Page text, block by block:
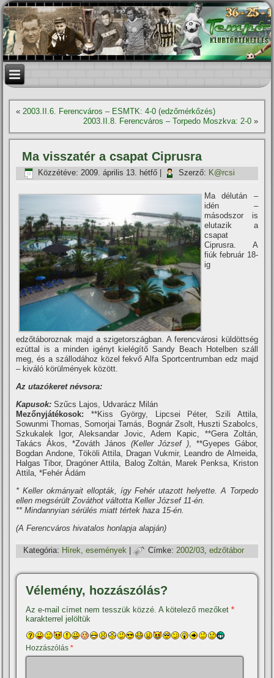
«2003.II.6. Ferencváros – ESMTK: 4-0 (edzőmérkőzés)
2003.II.8. Ferencváros – Torpedo Moszkva: 2-0»
Ma visszatér a csapat Ciprusra
Közzétéve: 2009. április 13. hétfő Szerző: K@rcsi
Ma délután –
idén –
másodszor is
elutazik a
csapat
Ciprusra. A
fiúk február 18-
ig
edzőtáboroznak majd a szigetországban. A ferencvárosi küldöttség
ezúttal is a minden igényt kielégí­tő Sandy Beach Hotelben száll
meg, és a szállodához közel fekvő Alfa Sportcentrumban edz majd
– kiváló körülmények között.
Az utazókeret névsora:
Kapusok:Szűcs Lajos, Udvarácz Milán
Mezőnyjátékosok: **Kiss György, Lipcsei Péter, Szili Attila,
Sowunmi Thomas, Somorjai Tamás, Bognár Zsolt, Huszti Szabolcs,
Szkukalek Igor, Aleksandar Jovic, Adem Kapic, **Gera Zoltán,
Takács Ákos, *Zováth János (Keller József ) , **Gyepes Gábor,
Bogdan Andone, Tököli Attila, Dragan Vukmir, Leandro de Almeida,
Halgas Tibor, Dragóner Attila, Balog Zoltán, Marek Penksa, Kriston
Attila, *Fehér Ádám
* Keller okmányait ellopták, í­gy Fehér utazott helyette. A Torpedo
ellen megsérült Zováthot váltotta Keller József 11-én.
** Mindannyian sérülés miatt tértek haza 15-én.
(A Ferencváros hivatalos honlapja alapján)
Kategória: Hí­rek, események | Címke: 2002/03,edzőtábor
Vélemény, hozzászólás?
Az e-mail címet nem tesszük közzé. A kötelező mezőket*
karakterrel jelöltük
Hozzászólás*